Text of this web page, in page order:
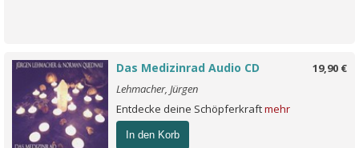
19,90 €
Das Medizinrad Audio CD
Lehmacher, Jürgen
Entdecke deine Schöpferkraftmehr
In den Korb